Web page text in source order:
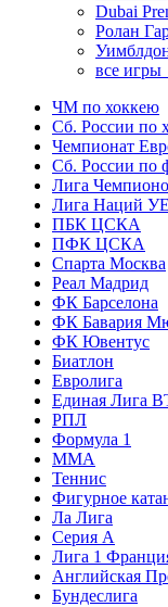
Dubai
Ролан
все
ЧМ по хоккею
Сб. России по
Чемпионат
Сб. России по
Лига
Лига Наций
ПБК ЦСКА
ПФК ЦСКА
Спарта Москва
Реал Мадрид
ФК Барселона
ФК Бавария
ФК Ювентус
Биатлон
Евролига
Единая Лига
РПЛ
Формула 1
MMA
Теннис
Фигурное
Ла Лига
Серия А
Лига 1
Английская
Бундеслига